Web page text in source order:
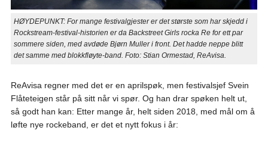
HØYDEPUNKT: For mange festivalgjester er det største som har skjedd i
Rockstream-festival-historien er da Backstreet Girls rocka Re for ett par
sommere siden, med avdøde Bjørn Muller i front. Det hadde neppe blitt
det samme med blokkfløyte-band. Foto: Stian Ormestad, ReAvisa.
ReAvisa regner med det er en aprilspøk, men festivalsjef Svein
Flåteteigen står på sitt når vi spør. Og han drar spøken helt ut,
så godt han kan: Etter mange år, helt siden 2018, med mål om å
løfte nye rockeband, er det et nytt fokus i år: